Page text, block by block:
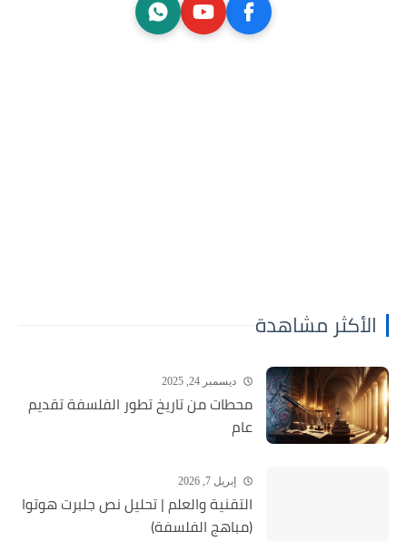
الأكثر مشاهدة
ديسمبر 24, 2025
محطات من تاريخ تطور الفلسفة تقديم
عام
إبريل 7, 2026
التقنية والعلم | تحليل نص جلبرت هوتوا
(مباهج الفلسفة)